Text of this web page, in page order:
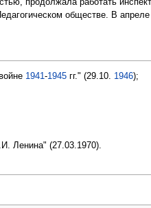
обществе. В
1941-1945 гг." (29.10. 1946);
Ленина" (27.03.1970).